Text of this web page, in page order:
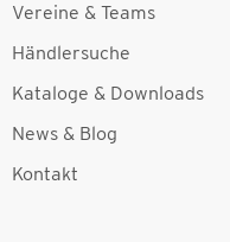
Vereine & Teams
Händlersuche
Kataloge & Downloads
News & Blog
Kontakt